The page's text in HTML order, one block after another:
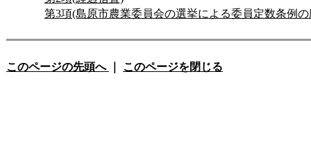
第3項(島原市農業委員会の選挙による委員定数条例
このページの先頭へ このページを閉じる